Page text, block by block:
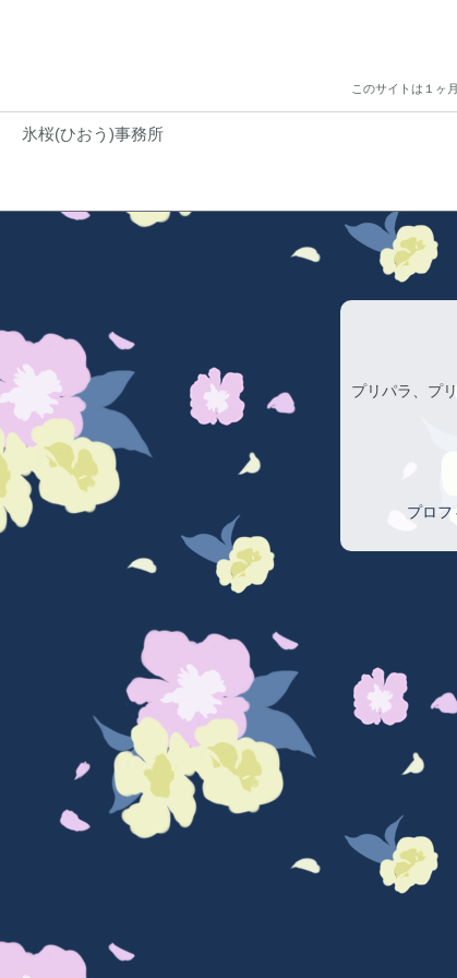
このサイトは１ヶ
氷桜(ひおう)事務所
プリパラ、プ
プロフ